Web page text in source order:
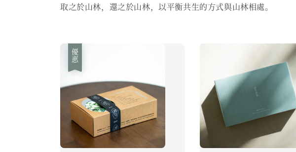
取之於山林，還之於山林，以平衡共生的方式與山林相處。
優惠